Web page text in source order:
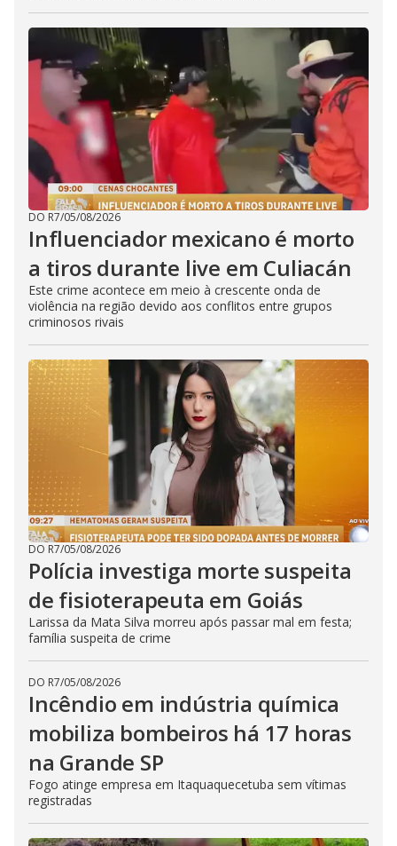
DO R7/05/08/2026
Influenciador mexicano é morto
a tiros durante live em Culiacán
Este crime acontece em meio à crescente onda de
violência na região devido aos conflitos entre grupos
criminosos rivais
DO R7/05/08/2026
Polícia investiga morte suspeita
de fisioterapeuta em Goiás
Larissa da Mata Silva morreu após passar mal em festa;
família suspeita de crime
DO R7/05/08/2026
Incêndio em indústria química
mobiliza bombeiros há 17 horas
na Grande SP
Fogo atinge empresa em Itaquaquecetuba sem vítimas
registradas